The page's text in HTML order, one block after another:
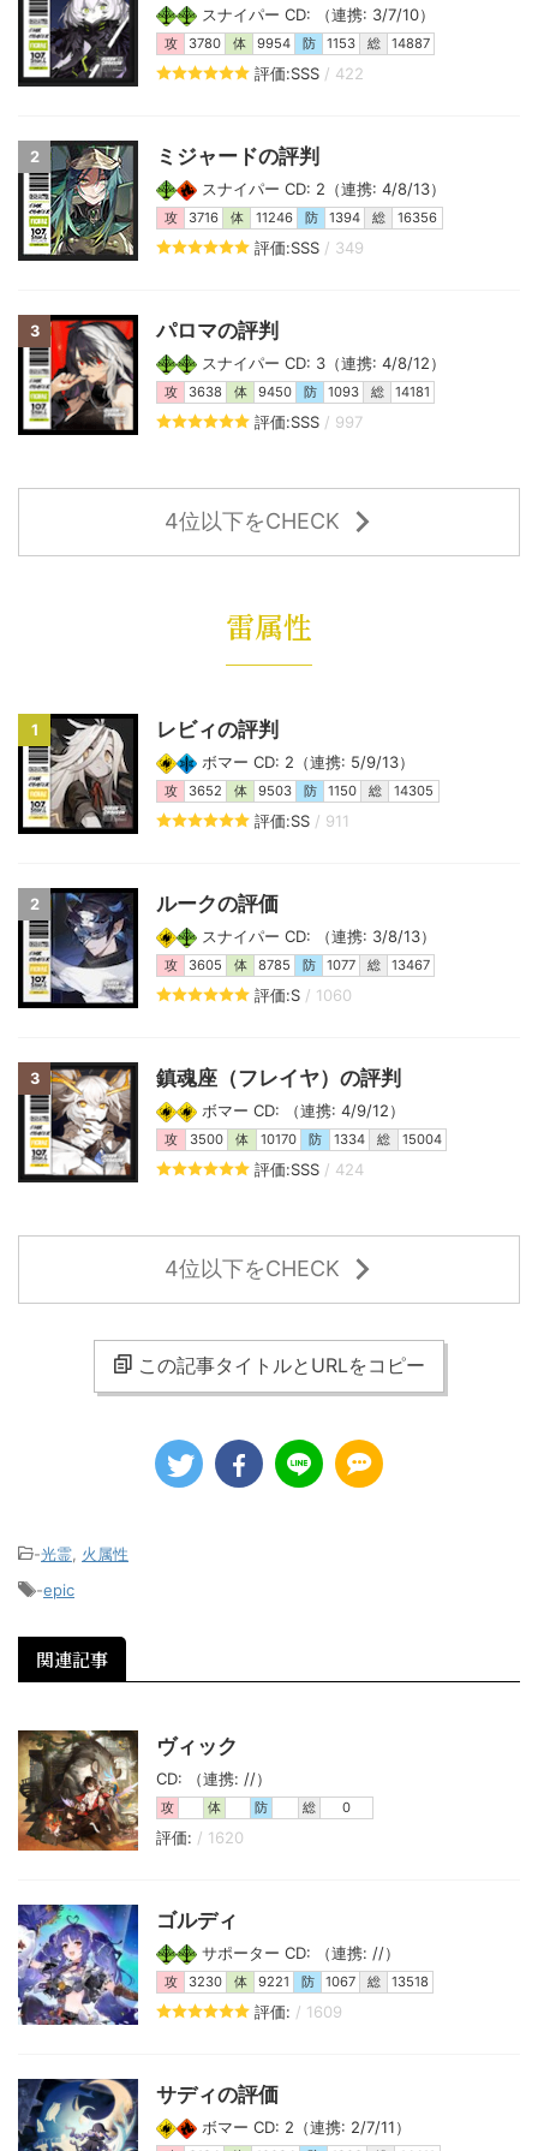
スナイパー CD: （連携: 3/7/10）
攻 3780 体 9954 防 1153 総 14887
評価:SSS / 422
2 ミジャードの評判
スナイパー CD: 2（連携: 4/8/13）
攻 3716 体 11246 防 1394 総 16356
評価:SSS / 349
3 パロマの評判
スナイパー CD: 3（連携: 4/8/12）
攻 3638 体 9450 防 1093 総 14181
評価:SSS / 997
4位以下をCHECK
雷属性
1 レビィの評判
ボマー CD: 2（連携: 5/9/13）
攻 3652 体 9503 防 1150 総 14305
評価:SS / 911
2 ルークの評価
スナイパー CD: （連携: 3/8/13）
攻 3605 体 8785 防 1077 総 13467
評価:S / 1060
3 鎮魂座（フレイヤ）の評判
ボマー CD: （連携: 4/9/12）
攻 3500 体 10170 防 1334 総 15004
評価:SSS / 424
4位以下をCHECK
この記事タイトルとURLをコピー
-光霊 火属性
-epic
関連記事
ヴィック
CD: （連携: //）
攻 体 防 総 0
評価: / 1620
ゴルディ
サポーター CD: （連携: //）
攻 3230 体 9221 防 1067 総 13518
評価: / 1609
サディの評価
ボマー CD: 2（連携: 2/7/11）